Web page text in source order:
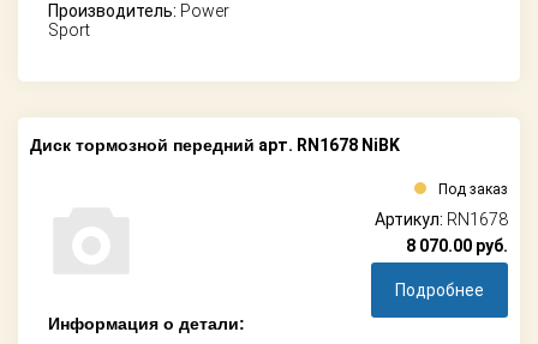
Производитель: Power
Sport
Диск тормозной передний арт. RN1678 NiBK
Информация о детали:
Под заказ
Артикул: RN1678
8 070.00 руб.
Подробнее